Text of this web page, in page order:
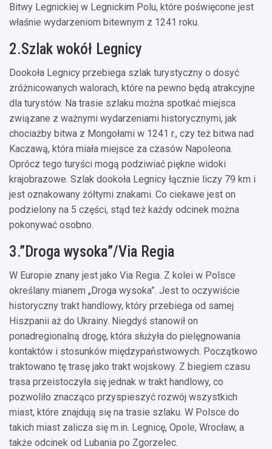
Bitwy Legnickiej w Legnickim Polu, które poświęcone jest
właśnie wydarzeniom bitewnym z 1241 roku.
2.Szlak wokół Legnicy
Dookoła Legnicy przebiega szlak turystyczny o dosyć
zróżnicowanych walorach, które na pewno będą atrakcyjne
dla turystów. Na trasie szlaku można spotkać miejsca
związane z ważnymi wydarzeniami historycznymi, jak
chociażby bitwa z Mongołami w 1241 r., czy też bitwa nad
Kaczawą, która miała miejsce za czasów Napoleona.
Oprócz tego turyści mogą podziwiać piękne widoki
krajobrazowe. Szlak dookoła Legnicy łącznie liczy 79 km i
jest oznakowany żółtymi znakami. Co ciekawe jest on
podzielony na 5 części, stąd też każdy odcinek można
pokonywać osobno.
3.”Droga wysoka”/Via Regia
W Europie znany jest jako Via Regia. Z kolei w Polsce
określany mianem „Droga wysoka”. Jest to oczywiście
historyczny trakt handlowy, który przebiega od samej
Hiszpanii aż do Ukrainy. Niegdyś stanowił on
ponadregionalną drogę, która służyła do pielęgnowania
kontaktów i stosunków międzypaństwowych. Początkowo
traktowano tę trasę jako trakt wojskowy. Z biegiem czasu
trasa przeistoczyła się jednak w trakt handlowy, co
pozwoliło znacząco przyspieszyć rozwój wszystkich
miast, które znajdują się na trasie szlaku. W Polsce do
takich miast zalicza się m.in. Legnicę, Opole, Wrocław, a
także odcinek od Lubania po Zgorzelec.